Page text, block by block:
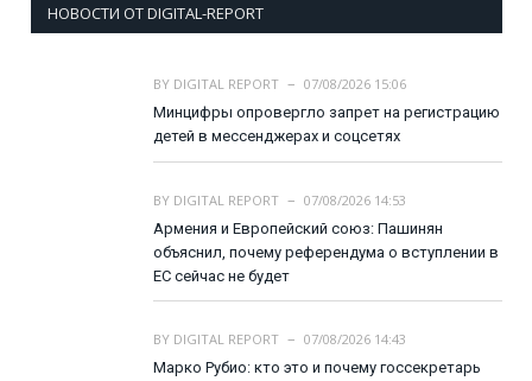
НОВОСТИ ОТ DIGITAL-REPORT
BY DIGITAL REPORT
07/08/2026 15:06
Минцифры опровергло запрет на регистрацию
детей в мессенджерах и соцсетях
BY DIGITAL REPORT
07/08/2026 14:53
Армения и Европейский союз: Пашинян
объяснил, почему референдума о вступлении в
ЕС сейчас не будет
BY DIGITAL REPORT
07/08/2026 14:43
Марко Рубио: кто это и почему госсекретарь